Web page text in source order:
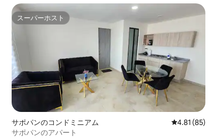
スーパーホスト
スーパーホスト
サポパンのコンドミニアム レビュー85
4.81 (85)
サポパンのアパート